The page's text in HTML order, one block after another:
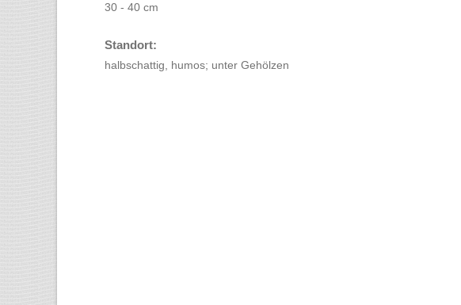
30 - 40 cm
Standort:
halbschattig, humos; unter Gehölzen